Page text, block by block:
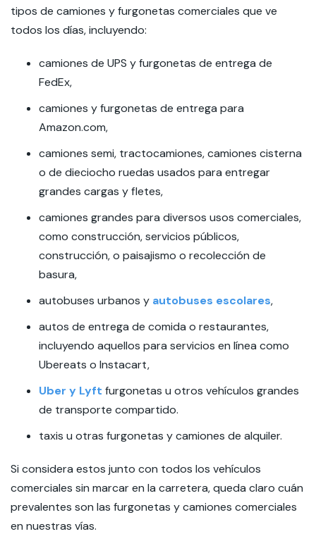
tipos de camiones y furgonetas comerciales que ve
todos los días, incluyendo:
camiones de UPS y furgonetas de entrega de
FedEx,
camiones y furgonetas de entrega para
Amazon.com,
camiones semi, tractocamiones, camiones cisterna
o de dieciocho ruedas usados para entregar
grandes cargas y fletes,
camiones grandes para diversos usos comerciales,
como construcción, servicios públicos,
construcción, o paisajismo o recolección de
basura,
autobuses urbanos y autobuses escolares,
autos de entrega de comida o restaurantes,
incluyendo aquellos para servicios en línea como
Ubereats o Instacart,
Uber y Lyft furgonetas u otros vehículos grandes
de transporte compartido.
taxis u otras furgonetas y camiones de alquiler.
Si considera estos junto con todos los vehículos
comerciales sin marcar en la carretera, queda claro cuán
prevalentes son las furgonetas y camiones comerciales
en nuestras vías.